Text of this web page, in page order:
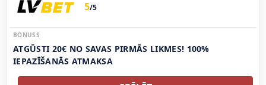
5/5
BONUSS
ATGŪSTI 20€ NO SAVAS PIRMĀS LIKMES! 100%
IEPAZĪŠANĀS ATMAKSA